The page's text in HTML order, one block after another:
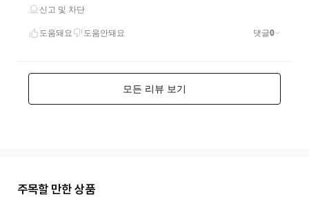
주목할 만한 상품